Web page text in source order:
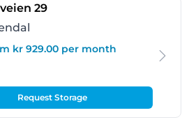
29- Arendal
kr 929.00 per month
Request Storage